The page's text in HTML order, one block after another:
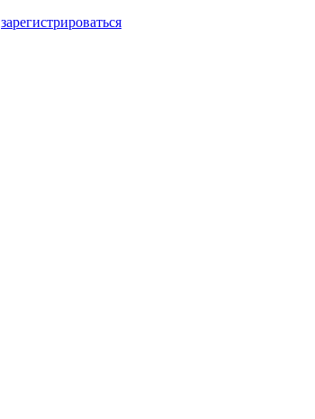
зарегистрироваться